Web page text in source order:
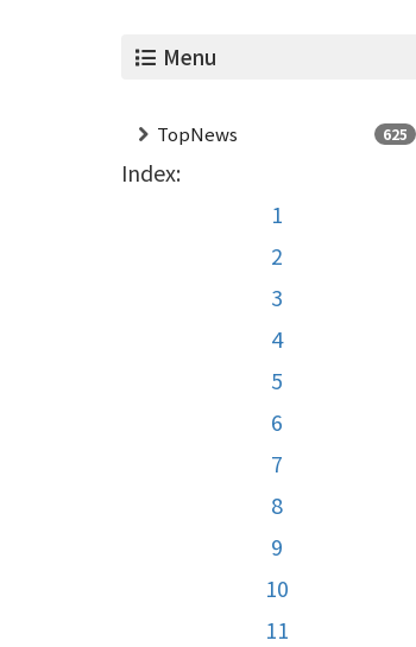
Menu
TopNews 625
Index:
1
2
3
4
5
6
7
8
9
10
11